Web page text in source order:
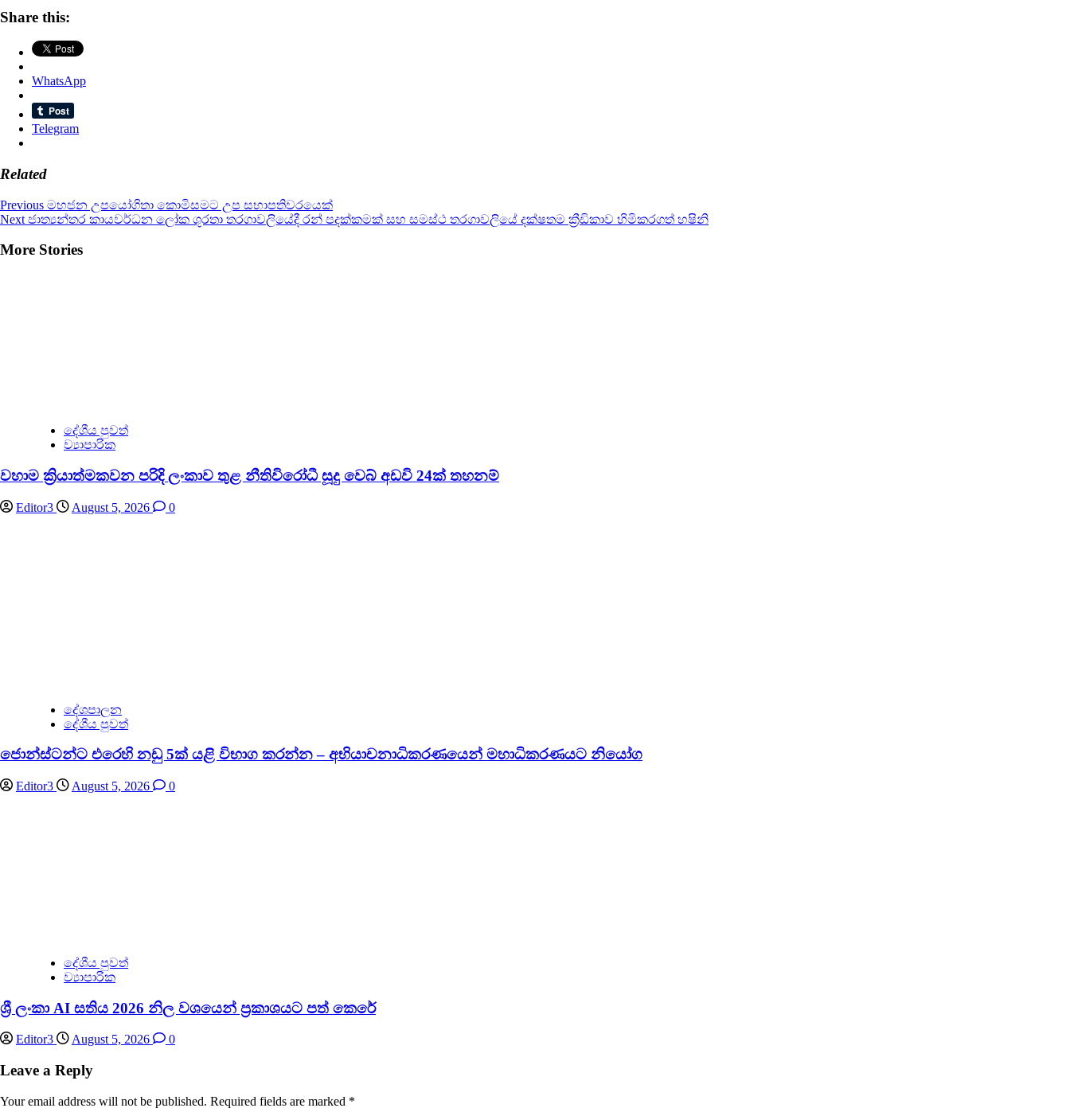
Share this:
WhatsApp
Telegram
Related
Continue
Reading
Previous මහජන උපයෝගිතා කොමිසමට උප සභාපතිවරයෙක්
Next ජාත්‍යන්තර කායවර්ධන ලෝක ශූරතා තරගාවලියේදී රන් පදක්කමක් සහ සමස්ථ තරගාවලියේ දක්ෂතම ක්‍රීඩිකාව හිමිකරගත් හෂිනි
More Stories
දේශීය පුවත්
ව්‍යාපාරික
වහාම ක්‍රියාත්මකවන පරිදි ලංකාව තුළ නීතිවිරෝධී සූදු වෙබ් අඩවි 24ක් තහනම්
Editor3 August 5, 2026 0
දේශපාලන
දේශීය පුවත්
ජොන්ස්ටන්ට එරෙහි නඩු 5ක් යළි විභාග කරන්න – අභියාචනාධිකරණයෙන් මහාධිකරණයට නියෝග
Editor3 August 5, 2026 0
දේශීය පුවත්
ව්‍යාපාරික
ශ්‍රී ලංකා AI සතිය 2026 නිල වශයෙන් ප්‍රකාශයට පත් කෙරේ
Editor3 August 5, 2026 0
Leave a Reply
Your email address will not be published. Required fields are marked *